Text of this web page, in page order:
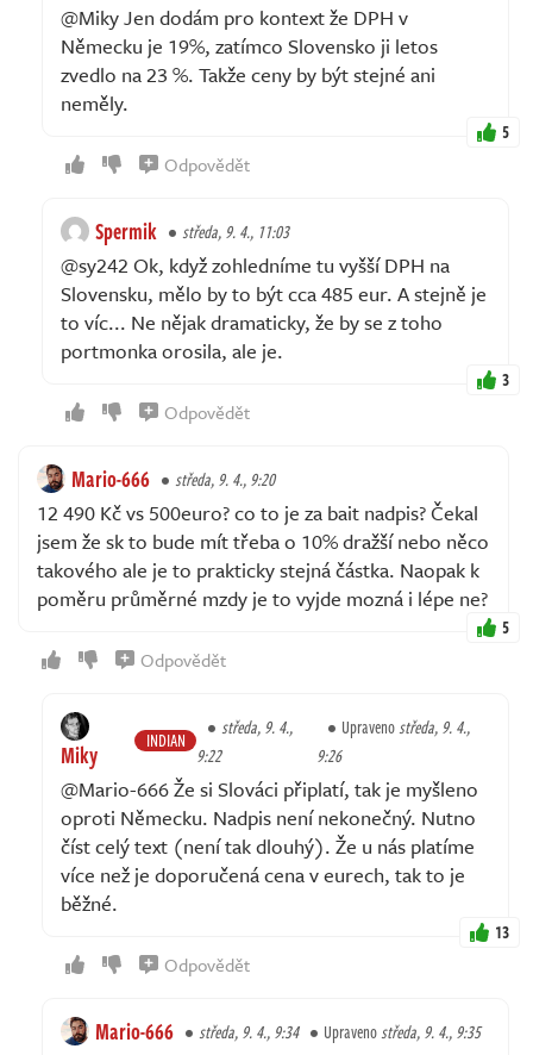
@Miky Jen dodám pro kontext že DPH v
Německu je 19%, zatímco Slovensko ji letos
zvedlo na 23 %. Takže ceny by být stejné ani
neměly.
5
Odpovědět
Spermik středa, 9. 4., 11:03
@sy242 Ok, když zohledníme tu vyšší DPH na
Slovensku, mělo by to být cca 485 eur. A stejně je
to víc... Ne nějak dramaticky, že by se z toho
portmonka orosila, ale je.
3
Odpovědět
Mario-666 středa, 9. 4., 9:20
12 490 Kč vs 500euro? co to je za bait nadpis? Čekal
jsem že sk to bude mít třeba o 10% dražší nebo něco
takového ale je to prakticky stejná částka. Naopak k
poměru průměrné mzdy je to vyjde mozná i lépe ne?
5
Odpovědět
Miky INDIAN
středa, 9. 4.,
9:22
Upravenostředa, 9. 4.,
9:26
@Mario-666 Že si Slováci připlatí, tak je myšleno
oproti Německu. Nadpis není nekonečný. Nutno
číst celý text (není tak dlouhý). Že u nás platíme
více než je doporučená cena v eurech, tak to je
běžné.
13
Odpovědět
Mario-666 středa, 9. 4., 9:34 Upravenostředa, 9. 4., 9:35